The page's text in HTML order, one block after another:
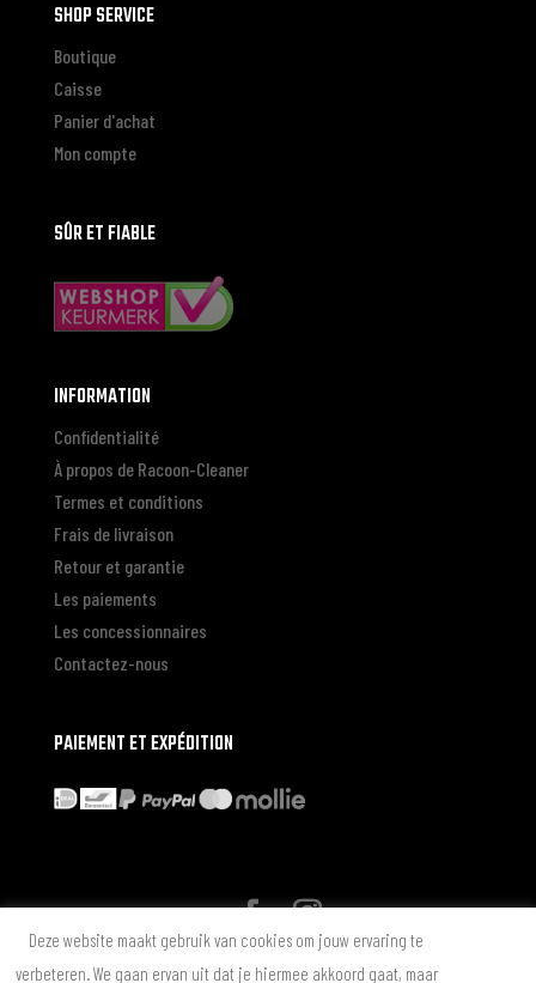
SHOP SERVICE
Boutique
Caisse
Panier d'achat
Mon compte
SÛR ET FIABLE
INFORMATION
Confidentialité
À propos de Racoon-Cleaner
Termes et conditions
Frais de livraison
Retour et garantie
Les paiements
Les concessionnaires
Contactez-nous
PAIEMENT ET EXPÉDITION
* Alle genoemde prijzen zijn in Euro inclusief BTW zonder
Deze website maakt gebruik van cookies om jouw ervaring te
verbeteren. We gaan ervan uit dat je hiermee akkoord gaat, maar